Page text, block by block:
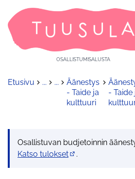
OSALLISTUMISALUSTA
Etusivu ... ...
Äänestys
- Taide ja
kulttuuri
- Taide
Osallistuvan budjetoinnin
Katso tulokset
.